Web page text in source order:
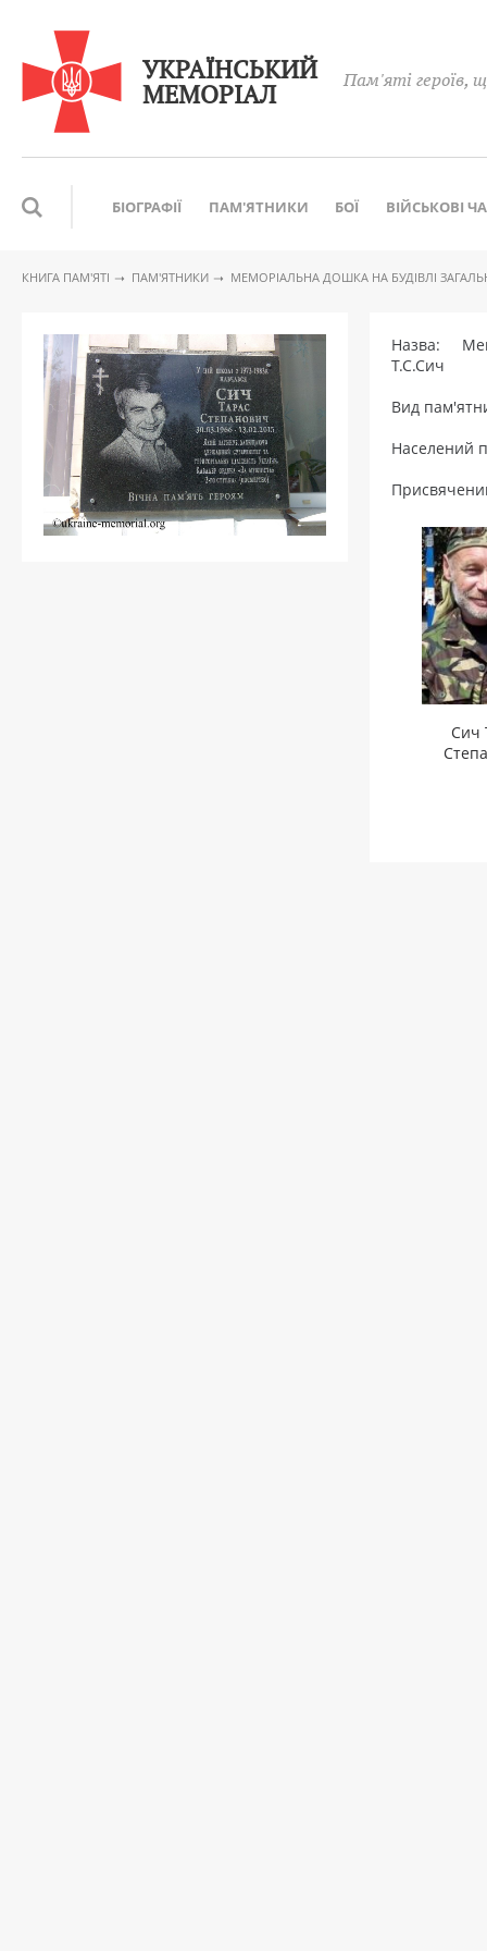
УКРАЇНСЬКИЙ
МЕМОРІАЛ Пам'яті героїв,
БІОГРАФІЇ ПАМ'ЯТНИКИ БОЇ ВІЙСЬКОВІ
КНИГА ПАМ′ЯТІ ПАМ'ЯТНИКИ МЕМОРІАЛЬНА ДОШКА НА БУДІВЛІ
Назва:
Т.С.Сич
Вид
Населений
Сич